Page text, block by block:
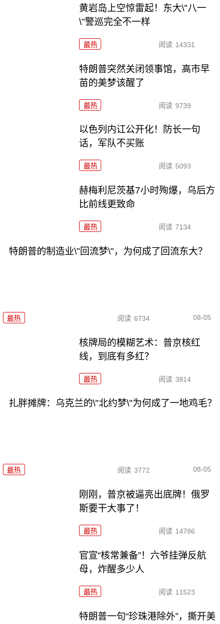
黄岩岛上空惊雷起！东大\"八一
\"警巡完全不一样
最热 阅读 14331
特朗普突然关闭领事馆，高市早
苗的美梦该醒了
最热 阅读 9739
以色列内讧公开化！防长一句
话，军队不买账
最热 阅读 5093
赫梅利尼茨基7小时殉爆，乌后方
比前线更致命
最热 阅读 7134
特朗普的制造业\"回流梦\"，为何成了回流东大？
最热 阅读 6734 08-05
核牌局的模糊艺术：普京核红
线，到底有多红？
最热 阅读 3814
扎胖摊牌：乌克兰的\"北约梦\"为何成了一地鸡毛？
最热 阅读 3772 08-05
刚刚，普京被逼亮出底牌！俄罗
斯要干大事了！
最热 阅读 14786
官宣“核常兼备”！六爷挂弹反航
母，炸醒多少人
最热 阅读 11523
特朗普一句“珍珠港除外”，撕开美